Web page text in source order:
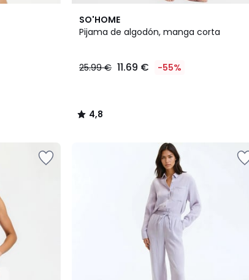
SO'HOME
Pijama de algodón, manga corta
25.99 € 11.69 € -55%
4,8
/ 5
4,8
/